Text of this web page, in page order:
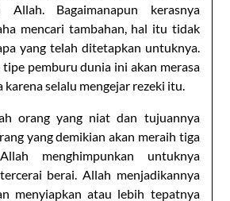
Bagaimanapun kerasnya
mencari tambahan, hal itu tidak
yang telah ditetapkan untuknya.
pemburu dunia ini akan merasa
karena selalu mengejar rezeki itu.
orang yang niat dan tujuannya
yang demikian akan meraih tiga
menghimpunkan untuknya
berai. Allah menjadikannya
menyiapkan atau lebih tepatnya